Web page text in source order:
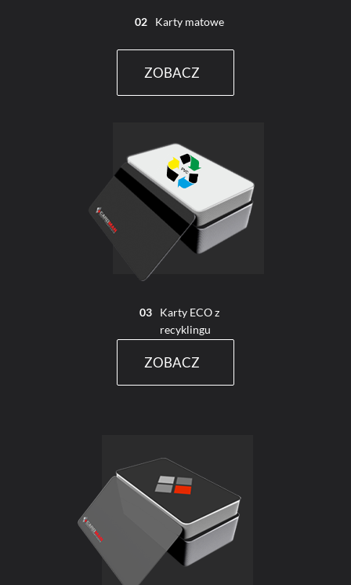
02 Karty matowe
ZOBACZ
03
Karty ECO z
recyklingu
ZOBACZ